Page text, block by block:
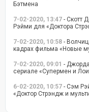
Бэтмена
7-02-2020, 13:47 - Скотт
Рэйми для «Доктора
7-02-2020, 10:58 -
кадрах фильма «Новые
7-02-2020, 09:01 -
сериале «Супермен и
6-02-2020, 10:57 - Сэм
«Доктор Стрэндж и